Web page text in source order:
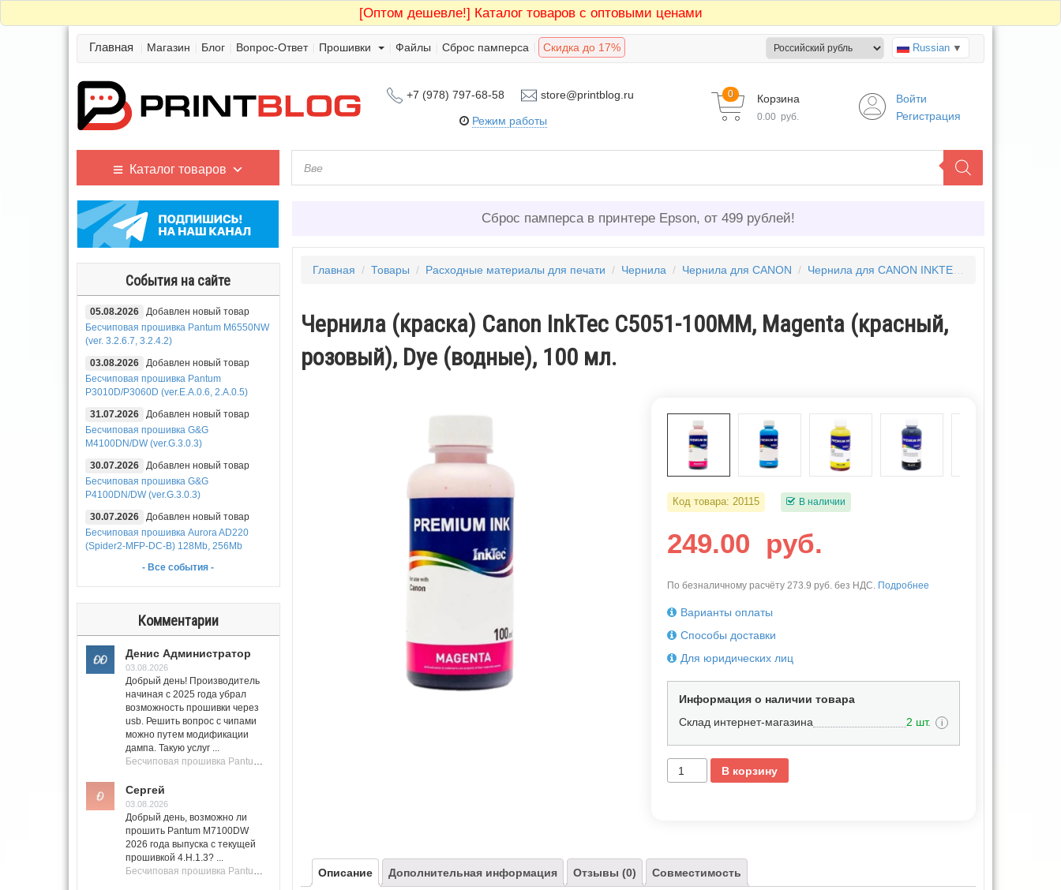
[Оптом дешевле!] Каталог товаров с оптовыми ценами
Главная Магазин Блог Вопрос-Ответ Прошивки Файлы Сброс памперса Скидка до 17% Russian ▼
+7 (978) 797-68-58 store@printblog.ru
Режим работы
Корзина
0
0.00 руб.
Войти
Регистрация
Каталог товаров
События на сайте
05.08.2026
Добавлен новый товар
Бесчиповая прошивка Pantum M6550NW
(ver. 3.2.6.7, 3.2.4.2)
03.08.2026
Добавлен новый товар
Бесчиповая прошивка Pantum
P3010D/P3060D (ver.E.A.0.6, 2.A.0.5)
31.07.2026
Добавлен новый товар
Бесчиповая прошивка G&G
M4100DN/DW (ver.G.3.0.3)
30.07.2026
Добавлен новый товар
Бесчиповая прошивка G&G
P4100DN/DW (ver.G.3.0.3)
30.07.2026
Добавлен новый товар
Бесчиповая прошивка Aurora AD220
(Spider2-MFP-DC-B) 128Mb, 256Mb
- Все события -
Комментарии
Денис Администратор
03.08.2026
Добрый день! Производитель
начиная с 2025 года убрал
возможность прошивки через
usb. Решить вопрос с чипами
можно путем модификации
дампа. Такую услуг ...
Бесчиповая прошивка Pantum M7100 Series (M7100, M7108, M7102, M7103, M7105)
Сергей
03.08.2026
Добрый день, возможно ли
прошить Pantum M7100DW
2026 года выпуска с текущей
прошивкой 4.H.1.3? ...
Бесчиповая прошивка Pantum M7100 Series (M7100, M7108, M7102, M7103, M7105)
Сброс памперса в принтере Epson, от 499 рублей!
Главная / Товары / Расходные материалы для печати / Чернила / Чернила для CANON / Чернила для CANON INKTEC
Чернила (краска) Canon InkTec C5051-100MM, Magenta (красный,
розовый), Dye (водные), 100 мл.
Код товара:20115 В наличии
249.00 руб.
По безналичному расчёту 273.9 руб. без НДС. Подробнее
Варианты оплаты
Способы доставки
Для юридических лиц
Информация о наличии товара
Склад интернет-магазина
2 шт. i
В корзину
Описание Дополнительная информация Отзывы (0) Совместимость